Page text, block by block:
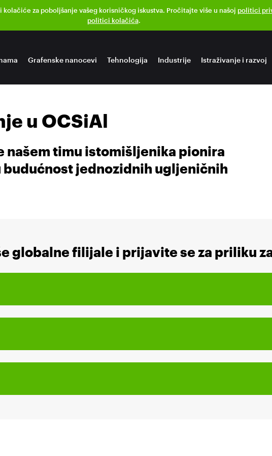
kolačiće za poboljšanje vašeg korisničkog iskustva. Pročitajte više u našoj politici
politici kolačića.
Grafenske nanocevi Tehnologija Industrije Istraživanje i razvoj
u OCSiAl
našem timu istomišljenika pionira
jednozidnih ugljeničnih
globalne filijale i prijavite se za priliku